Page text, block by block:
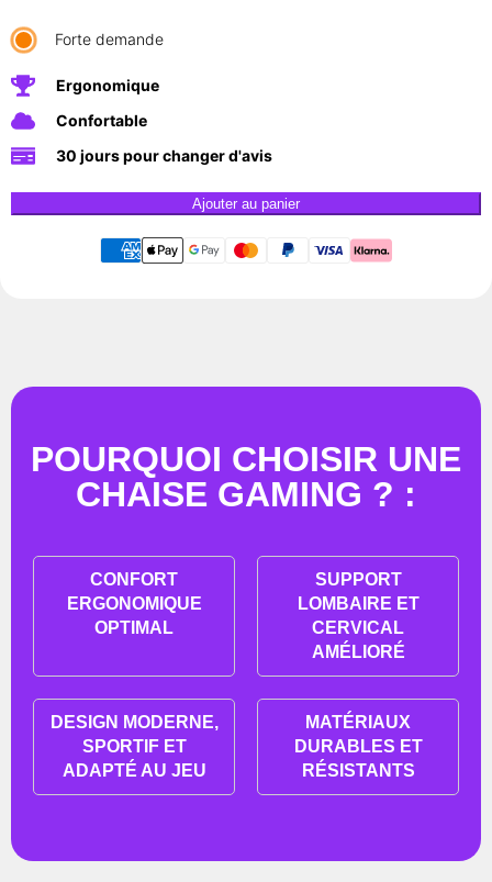
Forte demande
Ergonomique
Confortable
30 jours pour changer d'avis
Ajouter au panier
POURQUOI CHOISIR UNE
CHAISE GAMING ? :
CONFORT
ERGONOMIQUE
OPTIMAL
SUPPORT
LOMBAIRE ET
CERVICAL
AMÉLIORÉ
DESIGN MODERNE,
SPORTIF ET
ADAPTÉ AU JEU
MATÉRIAUX
DURABLES ET
RÉSISTANTS